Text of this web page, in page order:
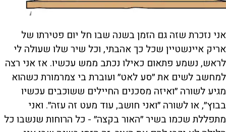
אני נזכרת שזה גם הזמן בשנה שבו חל יום פטירתו של
אריק איינשטיין שכל כך אהבתי, וכל שיר שלו שעולה לי
לראש, נשמע פתאום כאילו נכתב ממש עכשיו. אז אני רצה
למחשב לשים את ״סע לאט״ ועוברת בי צמרמורת כשהוא
מגיע לשורה ״ואיזה מסכנים החיילים ששוכבים עכשיו
בבוץ״, או לשורה ״ואני חושב, עוד מעט זה עזה״. ואני
מתפללת שכמו בשיר ״האור בקצה״ - כל הרוחות שנשבו כל